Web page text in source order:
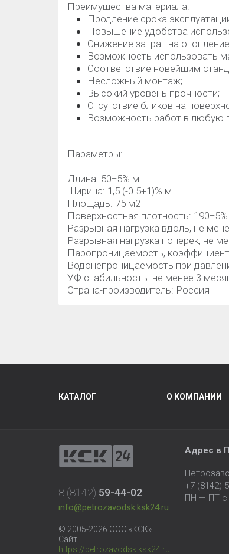
Преимущества материала:
Продление срока
Повышение удобства
Снижение затрат на
Возможность использовать
Соответствие новейшим
Несложный монтаж;
Высокий уровень прочности;
Отсутствие бликов на
Возможность работ в любую
Параметры:
Длина: 50±5% м
Ширина: 1,5 (-0.5+1)% м
Площадь: 75 м2
Поверхностная плотность:
Разрывная нагрузка вдоль, не
Разрывная нагрузка поперек, не
Паропроницаемость,
Водонепроницаемость при
УФ стабильность: не менее 3
Страна-производитель: Россия
КАТАЛОГ О КОМПАНИИ
8 (8142) 59-44-02
info@petrozavodsk.ksk24.ru
© 2005-2026 ООО «КСК».
Сайт
https://petrozavodsk.ksk24.ru
Адрес в
+7 (8142)
ПН — ПТ с